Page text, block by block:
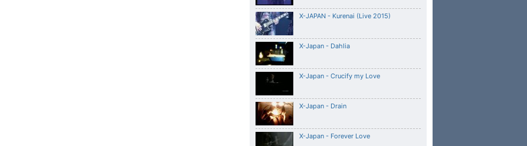
X-JAPAN - Kurenai (Live 2015)
X-Japan - Dahlia
X-Japan - Crucify my Love
X-Japan - Drain
X-Japan - Forever Love